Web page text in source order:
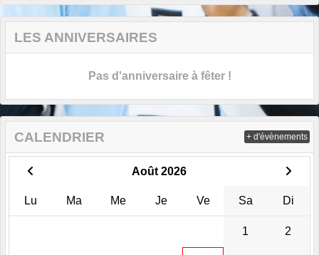
LES ANNIVERSAIRES
Pas d'anniversaire à fêter !
CALENDRIER
Août 2026
Lu Ma Me Je Ve Sa Di
1 2
+ d'évènements